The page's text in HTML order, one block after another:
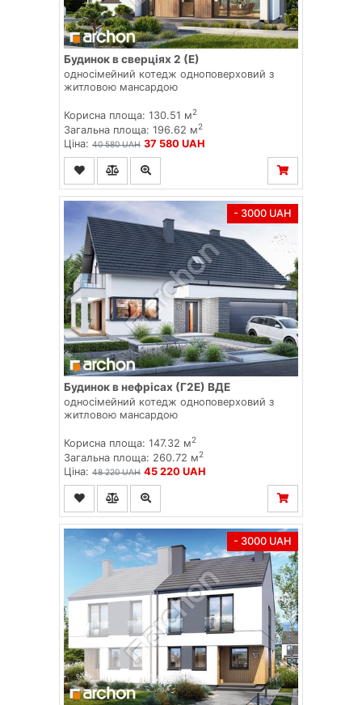
Будинок в сверціях 2 (Е)
односімейний котедж одноповерховий з
житловою мансардою
Корисна площа: 130.51 м2
Загальна площа: 196.62 м2
Ціна: 40 580 UAH 37 580 UAH
- 3000 UAH
Будинок в нефрісах (Г2Е) ВДЕ
односімейний котедж одноповерховий з
житловою мансардою
Корисна площа: 147.32 м2
Загальна площа: 260.72 м2
Ціна: 48 220 UAH 45 220 UAH
- 3000 UAH